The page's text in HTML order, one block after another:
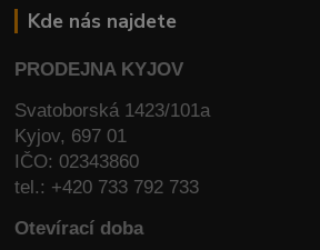
Kde nás najdete
PRODEJNA KYJOV
Svatoborská 1423/101a
Kyjov, 697 01
IČO: 02343860
tel.: +420 733 792 733
Otevírací doba